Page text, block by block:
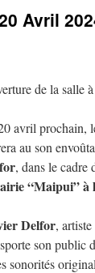
Avril
de la salle
avril prochain,
au son
, dans le cadre
“Maipui” à
Delfor,
son public
sonorités